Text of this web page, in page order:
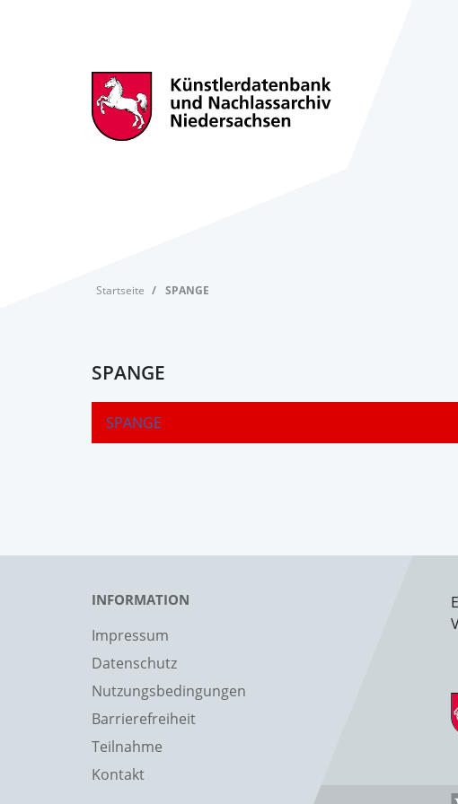
Startseite SPANGE
SPANGE
SPANGE
INFORMATION
Impressum
Datenschutz
Nutzungsbedingungen
Barrierefreiheit
Teilnahme
Kontakt